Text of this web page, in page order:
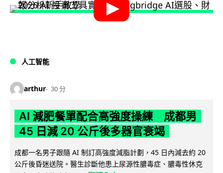
人工智能
arthur 30 分
AI 減肥餐單配合高強度操練 成都男
45 日減 20 公斤後多器官衰竭
成都一名男子跟隨 AI 制訂高強度減脂計劃，45 日內減去約 20
公斤後昏迷送院。醫生診斷他患上尿源性膿毒症、膿毒性休克